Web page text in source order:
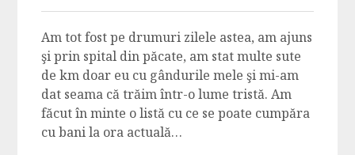
Am tot fost pe drumuri zilele astea, am ajuns
şi prin spital din păcate, am stat multe sute
de km doar eu cu gândurile mele şi mi-am
dat seama că trăim într-o lume tristă. Am
făcut în minte o listă cu ce se poate cumpăra
cu bani la ora actuală…